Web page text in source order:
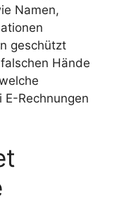
Namen,
geschützt
Hände
Rechnungen